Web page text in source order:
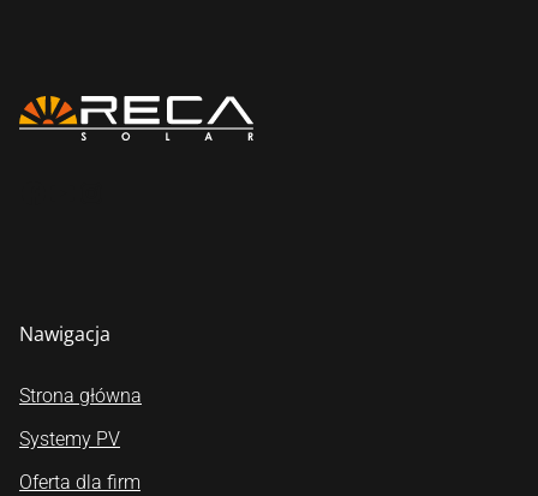
Nawigacja
Strona główna
Systemy PV
Oferta dla firm